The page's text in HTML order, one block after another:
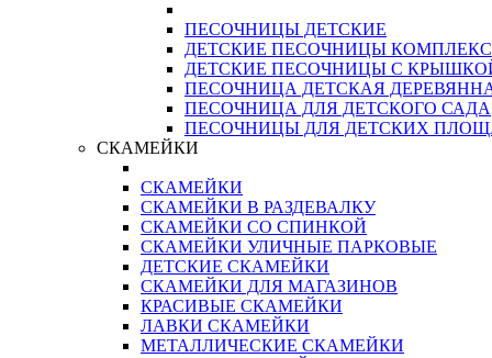
ПЕСОЧНИЦЫ ДЕТСКИЕ
ДЕТСКИЕ ПЕСОЧНИЦЫ
ДЕТСКИЕ ПЕСОЧНИЦЫ С
ПЕСОЧНИЦА ДЕТСКАЯ
ПЕСОЧНИЦА ДЛЯ ДЕТСКОГО САДА
ПЕСОЧНИЦЫ ДЛЯ ДЕТСКИХ
СКАМЕЙКИ
СКАМЕЙКИ
СКАМЕЙКИ В РАЗДЕВАЛКУ
СКАМЕЙКИ СО СПИНКОЙ
СКАМЕЙКИ УЛИЧНЫЕ ПАРКОВЫЕ
ДЕТСКИЕ СКАМЕЙКИ
СКАМЕЙКИ ДЛЯ МАГАЗИНОВ
КРАСИВЫЕ СКАМЕЙКИ
ЛАВКИ СКАМЕЙКИ
МЕТАЛЛИЧЕСКИЕ СКАМЕЙКИ